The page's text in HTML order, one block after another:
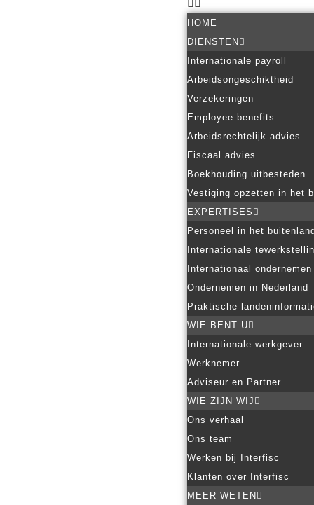
HOME
DIENSTEN
Internationale payroll
Arbeidsongeschiktheid
Verzekeringen
Employee benefits
Arbeidsrechtelijk advies
Fiscaal advies
Boekhouding uitbesteden
Vestiging opzetten in het
EXPERTISES
Personeel in het buitenland
Internationale
Internationaal ondernemen
Ondernemen in Nederland
Praktische
WIE BENT U
Internationale werkgever
Werknemer
Adviseur en Partner
WIE ZIJN WIJ
Ons verhaal
Ons team
Werken bij Interfisc
Klanten over Interfisc
MEER WETEN